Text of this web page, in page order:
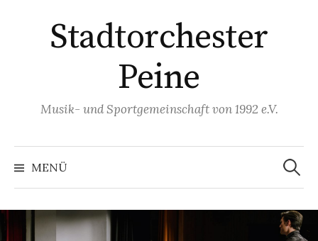
Stadtorchester
Peine
Musik- und Sportgemeinschaft von 1992 e.V.
MENÜ
Suchen
nach: